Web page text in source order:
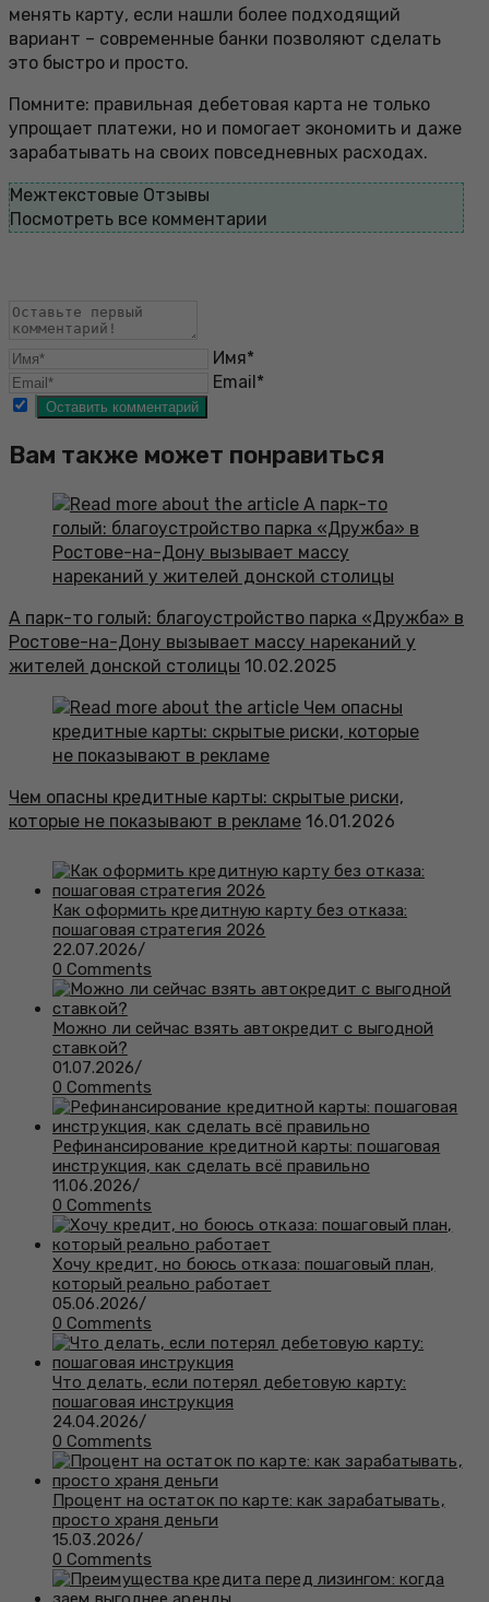
менять карту, если нашли более подходящий
вариант – современные банки позволяют сделать
это быстро и просто.
Помните: правильная дебетовая карта не только
упрощает платежи, но и помогает экономить и даже
зарабатывать на своих повседневных расходах.
Межтекстовые Отзывы
Посмотреть все комментарии
Имя*
Email*
Вам также может понравиться
А парк-то голый: благоустройство парка «Дружба» в
Ростове-на-Дону вызывает массу нареканий у
жителей донской столицы 10.02.2025
Чем опасны кредитные карты: скрытые риски,
которые не показывают в рекламе 16.01.2026
Как оформить кредитную карту без отказа:
пошаговая стратегия 2026
22.07.2026/
0 Comments
Можно ли сейчас взять автокредит с выгодной
ставкой?
01.07.2026/
0 Comments
Рефинансирование кредитной карты: пошаговая
инструкция, как сделать всё правильно
11.06.2026/
0 Comments
Хочу кредит, но боюсь отказа: пошаговый план,
который реально работает
05.06.2026/
0 Comments
Что делать, если потерял дебетовую карту:
пошаговая инструкция
24.04.2026/
0 Comments
Процент на остаток по карте: как зарабатывать,
просто храня деньги
15.03.2026/
0 Comments